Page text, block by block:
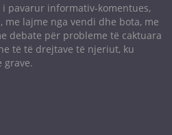
pavarur informativ-komentues,
lajme nga vendi dhe bota, me
debate për probleme të caktuara
të të drejtave të njeriut, ku
grave.